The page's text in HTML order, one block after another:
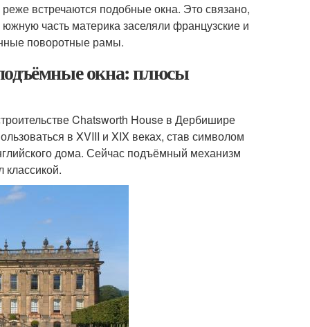
встречаются подобные окна. Это связано,
часть материка заселяли французские и
поворотные рамы.
окна: плюсы
Chatsworth House в Дербишире
в XVIII и XIX веках, став символом
дома. Сейчас подъёмный механизм
классикой.